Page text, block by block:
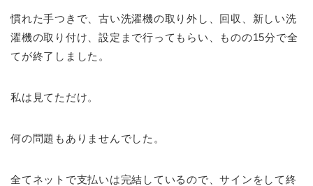
慣れた手つきで、古い洗濯機の取り外し、回収、新しい洗
濯機の取り付け、設定まで行ってもらい、ものの15分で全
てが終了しました。
私は見てただけ。
何の問題もありませんでした。
全てネットで支払いは完結しているので、サインをして終